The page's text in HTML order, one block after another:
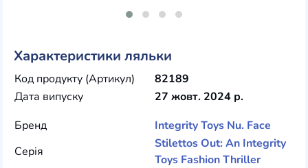
Характеристики ляльки
Код продукту (Артикул)
82189
Дата випуску
27 жовт. 2024 р.
Бренд
Integrity Toys Nu. Face
Серія
Stilettos Out: An Integrity
Toys Fashion Thriller